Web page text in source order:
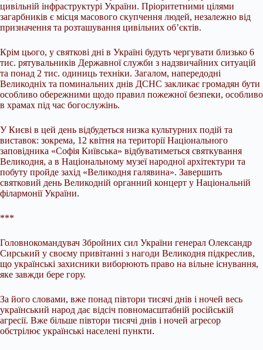
цивільній інфраструктурі України. Пріоритетними цілями
загарбників є місця масового скупчення людей, незалежно від
призначення та розташування цивільних об’єктів.
Крім цього, у святкові дні в Україні будуть чергувати близько 6
тис. рятувальників Державної служби з надзвичайних ситуацій
та понад 2 тис. одиниць техніки. Загалом, напередодні
Великодніх та поминальних днів ДСНС закликає громадян бути
особливо обережними щодо правил пожежної безпеки, особливо
в храмах під час богослужінь.
У Києві в цей день відбудеться низка культурних подій та
виставок: зокрема, 12 квітня на території Національного
заповідника «Софія Київська» відбуватиметься святкування
Великодня, а в Національному музеї народної архітектури та
побуту пройде захід «Великодня галявина». Завершить
святковий день Великодній органний концерт у Національній
філармонії України.
***
Головнокомандувач Збройних сил України генерал Олександр
Сирський у своєму привітанні з нагоди Великодня підкреслив,
що українські захисники виборюють право на вільне існування,
яке завжди бере гору.
За його словами, вже понад півтори тисячі днів і ночей весь
український народ дає відсіч повномасштабній російській
агресії. Вже більше півтори тисячі днів і ночей агресор
обстрілює українські населені пункти.